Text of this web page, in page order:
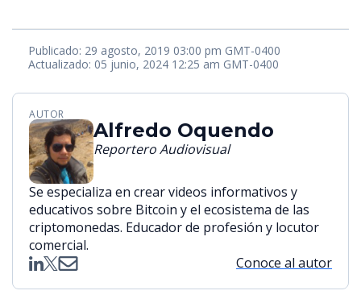
Publicado: 29 agosto, 2019 03:00 pm GMT-0400
Actualizado: 05 junio, 2024 12:25 am GMT-0400
AUTOR
Alfredo Oquendo
Reportero Audiovisual
Se especializa en crear videos informativos y
educativos sobre Bitcoin y el ecosistema de las
criptomonedas. Educador de profesión y locutor
comercial.
Conoce al autor